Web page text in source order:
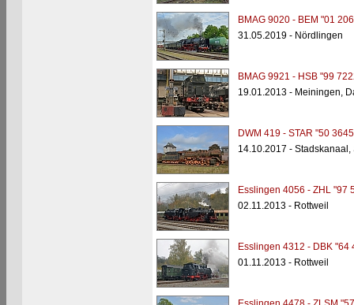
BMAG 9020 - BEM "01
31.05.2019 - Nördlingen
BMAG 9921 - HSB "99
19.01.2013 - Meiningen,
DWM 419 - STAR "50
14.10.2017 - Stadskanaal,
Esslingen 4056 - ZHL "97
02.11.2013 - Rottweil
Esslingen 4312 - DBK "64
01.11.2013 - Rottweil